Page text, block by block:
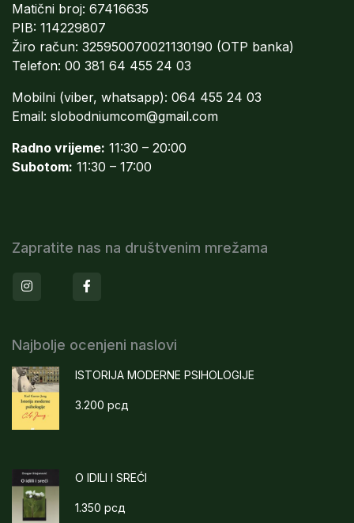
Matični broj: 67416635
PIB: 114229807
Žiro račun: 325950070021130190 (OTP banka)
Telefon: 00 381 64 455 24 03
Mobilni (viber, whatsapp): 064 455 24 03
Email: slobodniumcom@gmail.com
Radno vrijeme: 11:30 – 20:00
Subotom: 11:30 – 17:00
Zapratite nas na društvenim mrežama
Instagram
Najbolje ocenjeni naslovi
ISTORIJA MODERNE PSIHOLOGIJE
3.200 рсд
O IDILI I SREĆI
1.350 рсд